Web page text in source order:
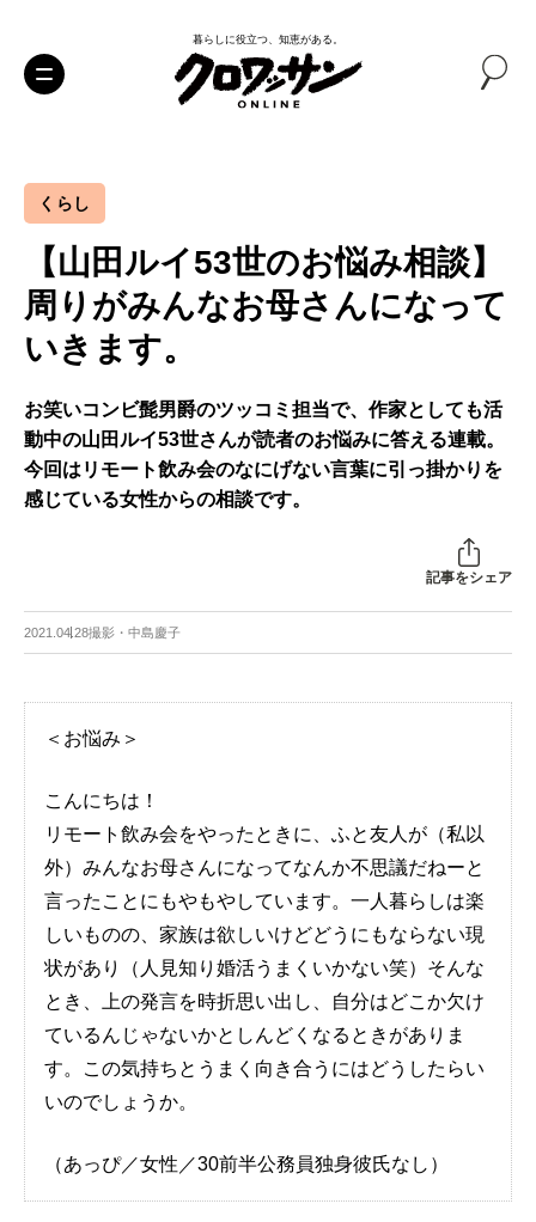
暮らしに役立つ、知恵がある。
くらし
【山田ルイ53世のお悩み相談】
周りがみんなお母さんになって
いきます。
お笑いコンビ髭男爵のツッコミ担当で、作家としても活
動中の山田ルイ53世さんが読者のお悩みに答える連載。
今回はリモート飲み会のなにげない言葉に引っ掛かりを
感じている女性からの相談です。
記事をシェア
2021.04.28撮影・中島慶子
＜お悩み＞
こんにちは！
リモート飲み会をやったときに、ふと友人が（私以
外）みんなお母さんになってなんか不思議だねーと
言ったことにもやもやしています。一人暮らしは楽
しいものの、家族は欲しいけどどうにもならない現
状があり（人見知り婚活うまくいかない笑）そんな
とき、上の発言を時折思い出し、自分はどこか欠け
ているんじゃないかとしんどくなるときがありま
す。この気持ちとうまく向き合うにはどうしたらい
いのでしょうか。
（あっぴ／女性／30前半公務員独身彼氏なし）